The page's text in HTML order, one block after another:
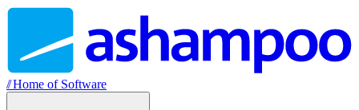
//Home of Software